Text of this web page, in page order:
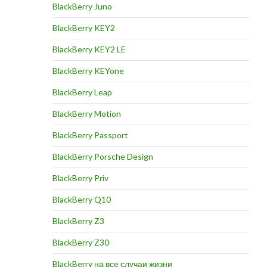
BlackBerry Juno
BlackBerry KEY2
BlackBerry KEY2 LE
BlackBerry KEYone
BlackBerry Leap
BlackBerry Motion
BlackBerry Passport
BlackBerry Porsche Design
BlackBerry Priv
BlackBerry Q10
BlackBerry Z3
BlackBerry Z30
BlackBerry на все случаи жизни